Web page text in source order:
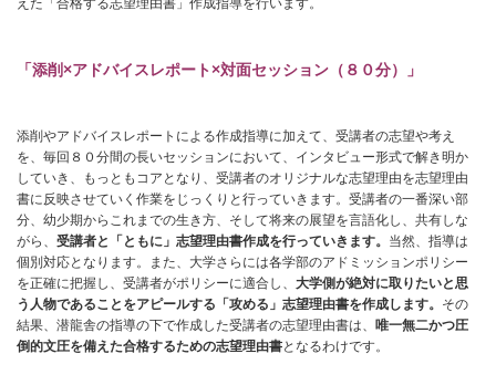
えた「合格する志望理由書」作成指導を行います。
「添削×アドバイスレポート×対面セッション（８０分）」
添削やアドバイスレポートによる作成指導に加えて、受講者の志望や考え
を、毎回８０分間の長いセッションにおいて、インタビュー形式で解き明か
していき、もっともコアとなり、受講者のオリジナルな志望理由を志望理由
書に反映させていく作業をじっくりと行っていきます。受講者の一番深い部
分、幼少期からこれまでの生き方、そして将来の展望を言語化し、共有しな
がら、 受講者と「ともに」志望理由書作成を行っていきます。 当然、指導は
個別対応となります。また、大学さらには各学部のアドミッションポリシー
を正確に把握し、受講者がポリシーに適合し、 大学側が絶対に取りたいと思
う人物であることをアピールする「攻める」志望理由書を作成します。 その
結果、潜龍舎の指導の下で作成した受講者の志望理由書は、 唯一無二かつ圧
倒的文圧を備えた合格するための志望理由書となるわけです。